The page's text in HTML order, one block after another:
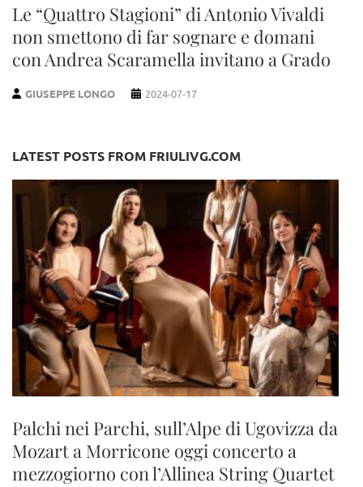
Le “Quattro Stagioni” di Antonio Vivaldi
non smettono di far sognare e domani
con Andrea Scaramella invitano a Grado
GIUSEPPE LONGO 2024-07-17
LATEST POSTS FROM FRIULIVG.COM
Palchi nei Parchi, sull’Alpe di Ugovizza da
Mozart a Morricone oggi concerto a
mezzogiorno con l’Allinea String Quartet